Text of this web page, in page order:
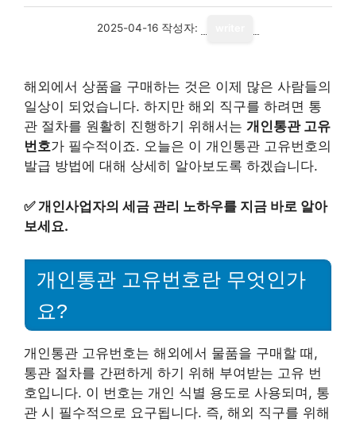
2025-04-16 작성자:
해외에서 상품을 구매하는 것은 이제 많은 사람들의
일상이 되었습니다. 하지만 해외 직구를 하려면 통
관 절차를 원활히 진행하기 위해서는 개인통관 고유
번호가 필수적이죠. 오늘은 이 개인통관 고유번호의
발급 방법에 대해 상세히 알아보도록 하겠습니다.
✅개인사업자의 세금 관리 노하우를 지금 바로 알아
보세요.
개인통관 고유번호란 무엇인가
요?
개인통관 고유번호는 해외에서 물품을 구매할 때,
통관 절차를 간편하게 하기 위해 부여받는 고유 번
호입니다. 이 번호는 개인 식별 용도로 사용되며, 통
관 시 필수적으로 요구됩니다. 즉, 해외 직구를 위해